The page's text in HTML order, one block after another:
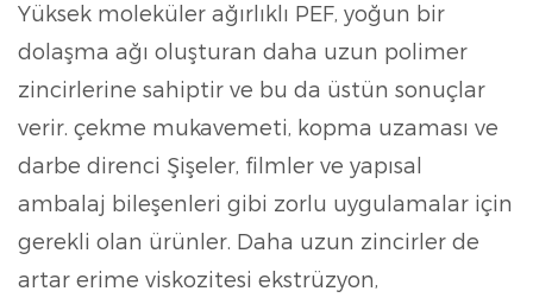
Yüksek moleküler ağırlıklı PEF, yoğun bir
dolaşma ağı oluşturan daha uzun polimer
zincirlerine sahiptir ve bu da üstün sonuçlar
verir. çekme mukavemeti, kopma uzaması ve
darbe direnci Şişeler, filmler ve yapısal
ambalaj bileşenleri gibi zorlu uygulamalar için
gerekli olan ürünler. Daha uzun zincirler de
artar erime viskozitesi ekstrüzyon,